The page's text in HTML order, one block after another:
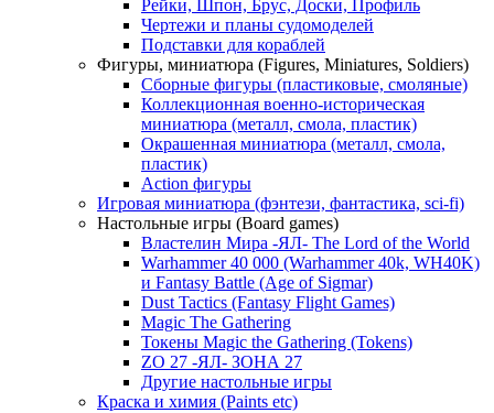
Рейки, Шпон, Брус, Доски, Профиль
Чертежи и планы судомоделей
Подстaвки для кораблей
Фигуры, миниатюра (Figures, Miniatures, Soldiers)
Сборные фигуры (пластиковые, смоляные)
Коллекционная военно-историческая
миниатюра (металл, смола, пластик)
Окрашенная миниатюра (металл, смола,
пластик)
Action фигуры
Игровая миниатюра (фэнтези, фантастика, sci-fi)
Настольные игры (Board games)
Властелин Мира -ЯЛ- The Lord of the World
Warhammer 40 000 (Warhammer 40k, WH40K)
и Fantasy Battle (Age of Sigmar)
Dust Tactics (Fantasy Flight Games)
Magic The Gathering
Токены Magic the Gathering (Tokens)
ZO 27 -ЯЛ- ЗОНА 27
Другие настольные игры
Краска и химия (Paints etc)